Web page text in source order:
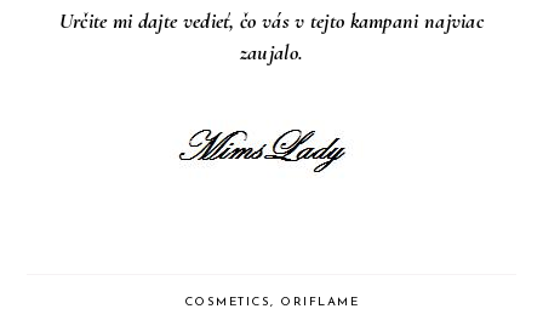
Určite mi dajte vedieť, čo vás v tejto kampani najviac
zaujalo.
COSMETICS, ORIFLAME